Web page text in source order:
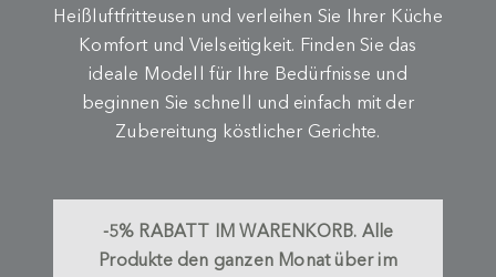
Heißluftfritteusen und verleihen Sie Ihrer Küche
Komfort und Vielseitigkeit. Finden Sie das
ideale Modell für Ihre Bedürfnisse und
beginnen Sie schnell und einfach mit der
Zubereitung köstlicher Gerichte.
-5% RABATT IM WARENKORB. Alle
Produkte den ganzen Monat über im